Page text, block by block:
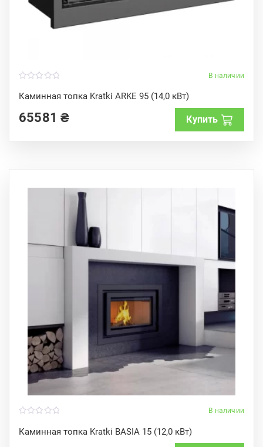
В наличии
Каминная топка Kratki ARKE 95 (14,0 кВт)
o
u
o
f65581₴ Купить
В наличии
Каминная топка Kratki BASIA 15 (12,0 кВт)
o
u